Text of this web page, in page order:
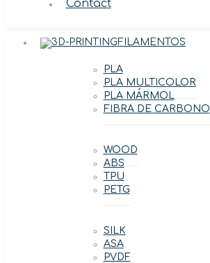
Contact
FILAMENTOS
PLA
PLA MULTICOLOR
PLA MÁRMOL
FIBRA DE CARBONO
WOOD
ABS
TPU
PETG
SILK
ASA
PVDF